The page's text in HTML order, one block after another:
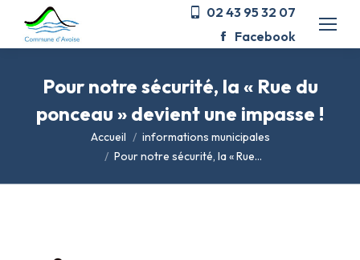
02 43 95 32 07
Facebook
Pour notre sécurité, la « Rue du
ponceau » devient une impasse !
Vous êtes ici :Accueil
informations municipales
Pour notre sécurité, la « Rue…